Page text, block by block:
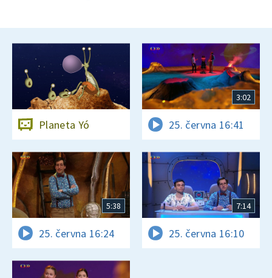
Planeta Yó
3:02
25. června 16:41
5:38
25. června 16:24
7:14
25. června 16:10